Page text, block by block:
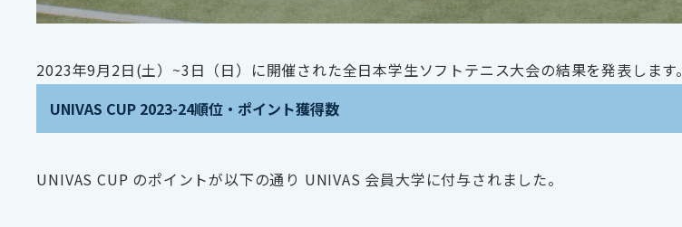
2023年9月2日(土）~3日（日）に開催された全日本学生ソフトテニス大会の結果を発表します。
UNIVAS CUP 2023-24順位・ポイント獲得数
UNIVAS CUP のポイントが以下の通り UNIVAS 会員大学に付与されました。